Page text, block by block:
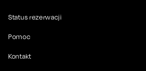
Status rezerwacji
Pomoc
Kontakt